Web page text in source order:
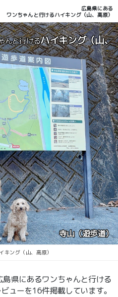
広島県にある
ワンちゃんと行けるハイキング（山、高原）
天狗岩
んと行けるハイキング（山、
キング（山、高原）
県にあるワンちゃんと行ける
ューを16件掲載しています。